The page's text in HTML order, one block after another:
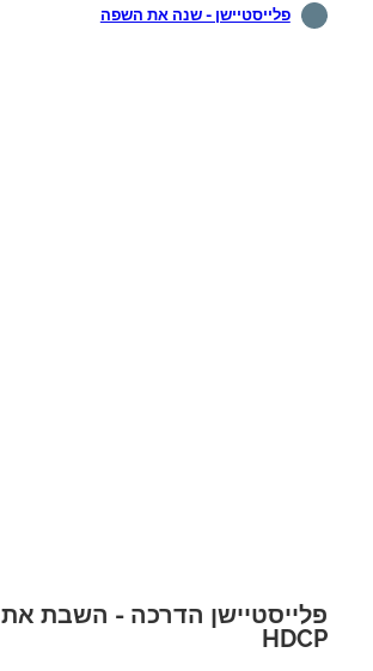
פלייסטיישן - שנה את השפה
הדרכה - השבת את הגנת